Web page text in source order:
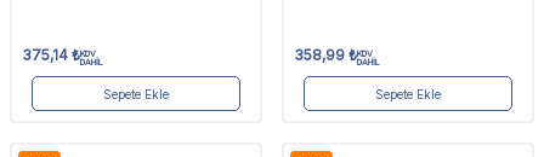
375,14 ₺KDV
DAHİL
Sepete Ekle
358,99 ₺KDV
DAHİL
Sepete Ekle